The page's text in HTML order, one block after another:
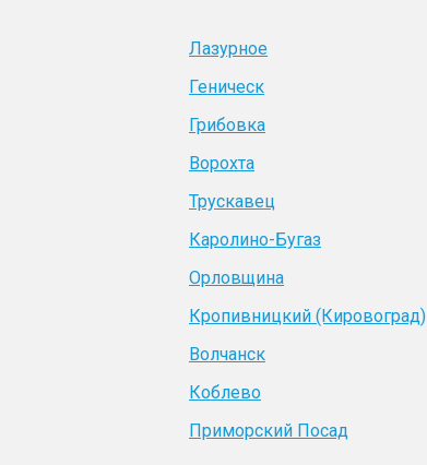
Лазурное
Геническ
Грибовка
Ворохта
Трускавец
Каролино-Бугаз
Орловщина
Кропивницкий (Кировоград)
Волчанск
Коблево
Приморский Посад